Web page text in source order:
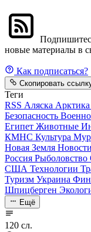
новые материалы в
Как подписаться?
Скопировать
Теги
RSS Аляска
Безопасность
Египет Животные
КМНС Культура
Новая Земля Новости
Россия Рыболовство
США Технологии
Туризм Украина
Шпицберген
Ещё
120 сл.